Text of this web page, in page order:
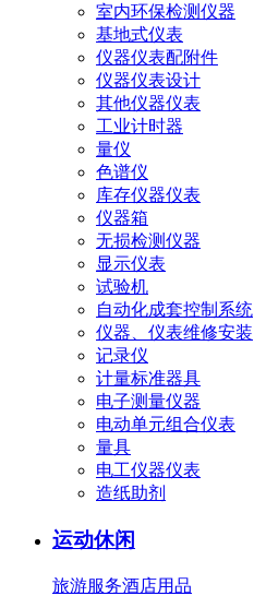
室内环保检测仪器
基地式仪表
仪器仪表配附件
仪器仪表设计
其他仪器仪表
工业计时器
量仪
色谱仪
库存仪器仪表
仪器箱
无损检测仪器
显示仪表
试验机
自动化成套控制系统
仪器、仪表维修安装
记录仪
计量标准器具
电子测量仪器
电动单元组合仪表
量具
电工仪器仪表
造纸助剂
运动休闲
旅游服务酒店用品